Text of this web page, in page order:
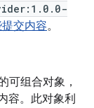
交内容。
可组合对象，
容。此对象利